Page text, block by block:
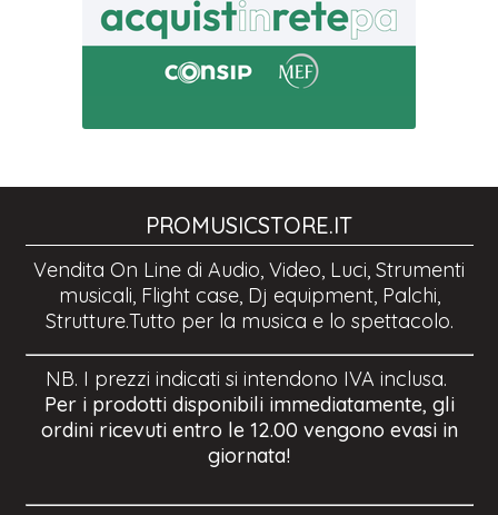
PROMUSICSTORE.IT
Vendita On Line di Audio, Video, Luci, Strumenti
musicali, Flight case, Dj equipment, Palchi,
Strutture.Tutto per la musica e lo spettacolo.
NB. I prezzi indicati si intendono IVA inclusa.
Per i prodotti disponibili immediatamente, gli
ordini ricevuti entro le 12.00 vengono evasi in
giornata!